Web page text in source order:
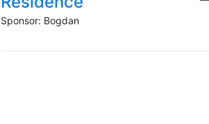
Sponsor: Bogdan